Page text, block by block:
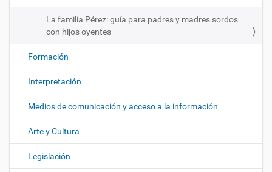
La familia Pérez: guía para padres y madres sordos
con hijos oyentes
Formación
Interpretación
Medios de comunicación y acceso a la información
Arte y Cultura
Legislación